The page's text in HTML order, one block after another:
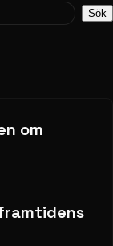
Sök
om